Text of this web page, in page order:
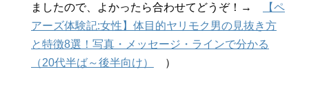
ましたので、よかったら合わせてどうぞ！ →
【ペ
アーズ体験記:女性】体目的ヤリモク男の見抜き方
と特徴8選！写真・メッセージ・ラインで分かる
（20代半ば～後半向け）
）